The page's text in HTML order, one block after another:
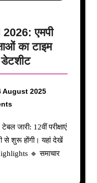
एमपी
का टाइम
डेटशीट
August 2025
से शुरू होंगी। यहां देखें
🔹 समाचार